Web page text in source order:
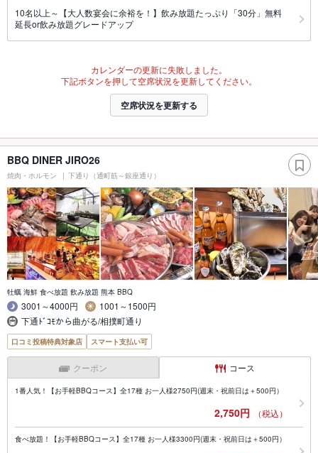
10名以上～【大人数宴会に余裕を！】飲み放題たっぷり「30分」無料
延長or飲み放題グレードアップ
カレンダーの更新に失敗しました。
下記ボタンを押して空席状況を更新してください。
空席状況を更新する
BBQ DINER JIRO26
焼肉・ホルモン 下通り（通町筋～銀座通り）
牡蠣 海鮮 食べ放題 飲み放題 熊本 BBQ
3001～4000円
1001～1500円
下通ﾄﾞｺﾓから曲がる/相撲町通り
口コミ投稿特典対象店 スマート支払い可
クーポン コース
1番人気！【お手軽BBQコース】全17種 お一人様2750円(週末・祝前日は＋500円）
2,750円 （税込）
食べ放題！【お手軽BBQコース】全17種 お一人様3300円(週末・祝前日は＋500円）